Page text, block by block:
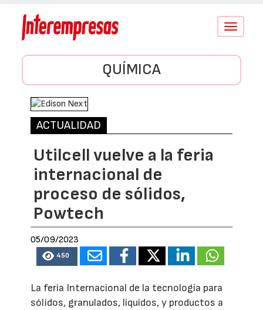
Conmutar
QUÍMICA
ACTUALIDAD
Utilcell vuelve a la feria
internacional de
proceso de sólidos,
Powtech
05/09/2023
450
La feria Internacional de la tecnología para
sólidos, granulados, líquidos, y productos a